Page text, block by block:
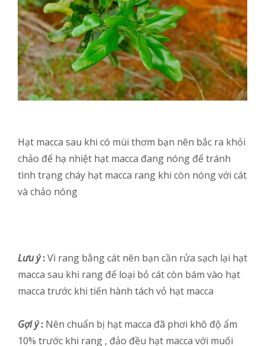
Hạt macca sau khi có mùi thơm bạn nên bắc ra khỏi
chảo để hạ nhiệt hạt macca đang nóng để tránh
tình trạng cháy hạt macca rang khi còn nóng với cát
và chảo nóng
Lưu ý:Vì rang bằng cát nên bạn cần rửa sạch lại hạt
macca sau khi rang để loại bỏ cát còn bám vào hạt
macca trước khi tiến hành tách vỏ hạt macca
Gợi ý: Nên chuẩn bị hạt macca đã phơi khô độ ẩm
10% trước khi rang , đảo đều hạt macca với muối